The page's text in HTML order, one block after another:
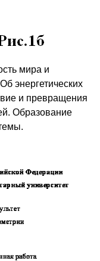
мира и
энергетических
и превращения
Образование